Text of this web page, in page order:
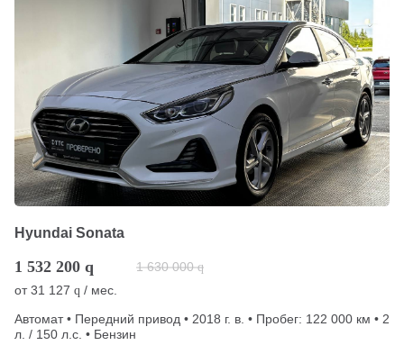
Hyundai Sonata
1 532 200 q 1 630 000 q
от31 127 q / мес.
Автомат • Передний привод • 2018 г. в. • Пробег: 122 000 км • 2
л. / 150 л.с. • Бензин